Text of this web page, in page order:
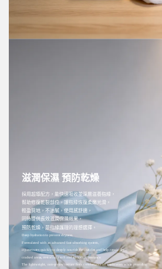
滋潤保濕 預防乾燥
採用超導配方，能快速吸收並深層滋養指緣，
幫助修復乾裂部位，讓指緣恢復柔嫩光滑。
輕盈質地，不油膩，使用感舒適，
同時提供長效滋潤保濕效果，
預防乾燥，是指緣護理的理想選擇。
Deep hydration to prevent dryness.
Formulated with an advanced fast-absorbing system,
it penetrates quickly to deeply nourish the cuticles and help repair dry,
cracked areas, restoring a soft and smooth appearance.
The lightweight, non-greasy texture feels comfortable on application while providing